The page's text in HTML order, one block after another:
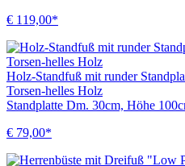
€ 119,00*
Holz-Standfuß mit runder
Torsen-helles Holz
Standplatte Dm. 30cm, Höhe
€ 79,00*